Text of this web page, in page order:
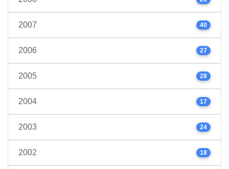
2007 40
2006 27
2005 28
2004 17
2003 24
2002 18